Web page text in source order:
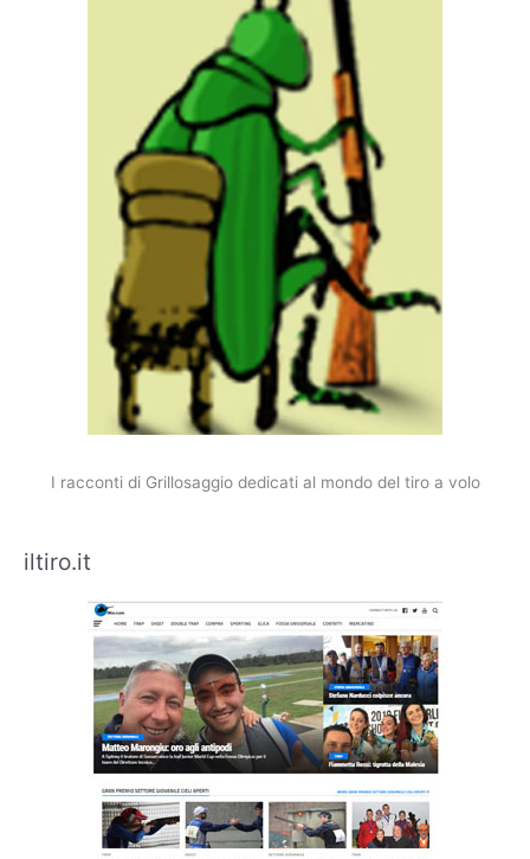
I racconti di Grillosaggio dedicati al mondo del tiro a volo
iltiro.it